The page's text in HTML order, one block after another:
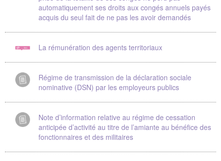
automatiquement ses droits aux congés annuels payés
acquis du seul fait de ne pas les avoir demandés
La rémunération des agents territoriaux
Régime de transmission de la déclaration sociale
nominative (DSN) par les employeurs publics
Note d’information relative au régime de cessation
anticipée d’activité au titre de l’amiante au bénéfice des
fonctionnaires et des militaires